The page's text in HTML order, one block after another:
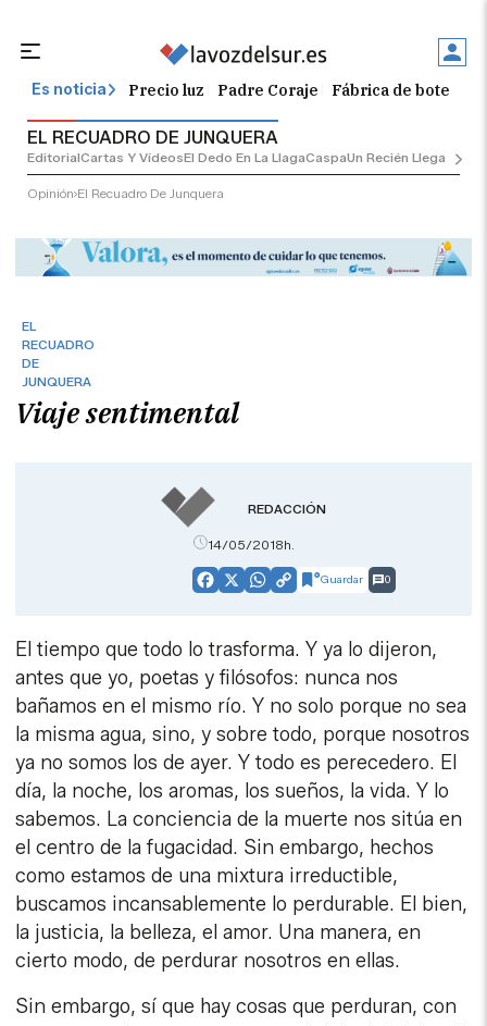
Es noticia Precio luz Padre Coraje Fábrica de botellas
EL RECUADRO DE JUNQUERA
EditorialCartas Y VídeosEl Dedo En La LlagaCaspaUn Recién Llegado
Opinión El Recuadro De Junquera
EL
RECUADRO
DE
JUNQUERA
Viaje sentimental
REDACCIÓN
14/05/2018h.
Facebook
X WhatsApp
CopyGuardar 0
El tiempo que todo lo trasforma. Y ya lo dijeron,
antes que yo, poetas y filósofos: nunca nos
bañamos en el mismo río. Y no solo porque no sea
la misma agua, sino, y sobre todo, porque nosotros
ya no somos los de ayer. Y todo es perecedero. El
día, la noche, los aromas, los sueños, la vida. Y lo
sabemos. La conciencia de la muerte nos sitúa en
el centro de la fugacidad. Sin embargo, hechos
como estamos de una mixtura irreductible,
buscamos incansablemente lo perdurable. El bien,
la justicia, la belleza, el amor. Una manera, en
cierto modo, de perdurar nosotros en ellas.
Sin embargo, sí que hay cosas que perduran, con